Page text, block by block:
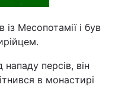
Месопотамії і був
персів, він
в монастирі